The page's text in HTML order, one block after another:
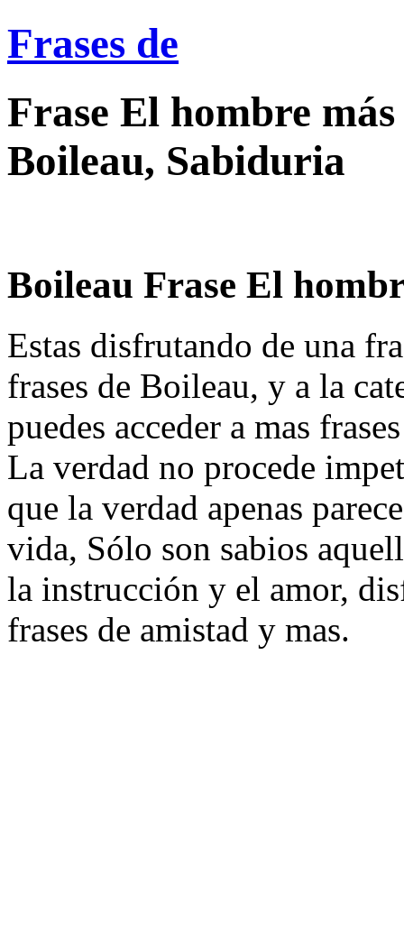
Frases de
Frase El hombre más
Boileau, Sabiduria
Boileau Frase El
Estas disfrutando de una
frases de Boileau, y a la
puedes acceder a mas
La verdad no procede
que la verdad apenas
vida, Sólo son sabios
la instrucción y el amor,
frases de amistad y mas.